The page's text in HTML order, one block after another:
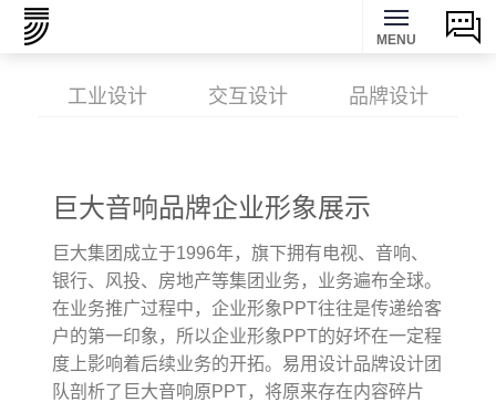
MENU
工业设计 交互设计 品牌设计
巨大音响品牌企业形象展示
巨大集团成立于1996年，旗下拥有电视、音响、
银行、风投、房地产等集团业务，业务遍布全球。
在业务推广过程中，企业形象PPT往往是传递给客
户的第一印象，所以企业形象PPT的好坏在一定程
度上影响着后续业务的开拓。易用设计品牌设计团
队剖析了巨大音响原PPT，将原来存在内容碎片